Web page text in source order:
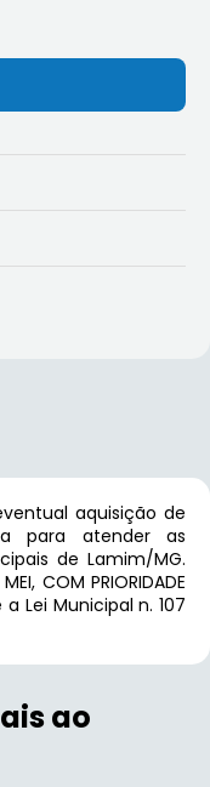
aquisição de
para atender as
de Lamim/MG.
COM PRIORIDADE
a Lei Municipal n. 107
ao